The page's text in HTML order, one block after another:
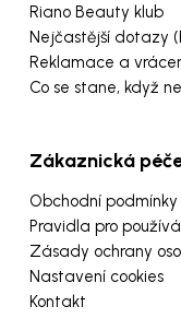
Riano Beauty klub
Nejčastější dotazy
Reklamace a
Co se stane, když
Zákaznická
Obchodní podmínky
Pravidla pro
Zásady ochrany
Nastavení cookies
Kontakt